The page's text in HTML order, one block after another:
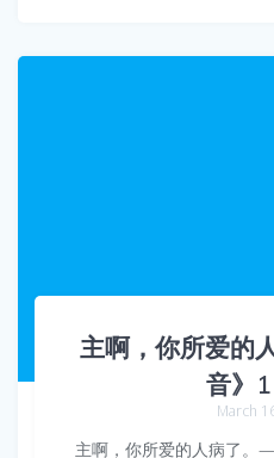
主啊，你所爱的
音》
March
主啊，你所爱的人病了